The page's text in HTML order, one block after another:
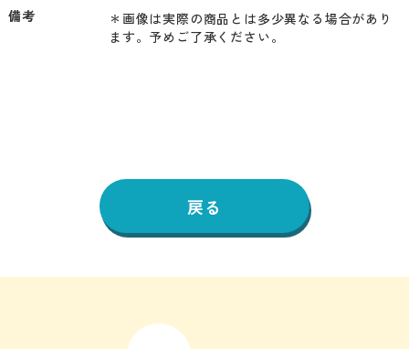
備考
＊画像は実際の商品とは多少異なる場合があり
ます。予めご了承ください。
戻る